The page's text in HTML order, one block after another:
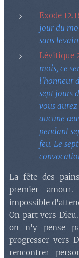
Exode
jour du
sans
Lévitique
mois, ce
l'honneur
sept jours
vous
aucune
pendant
feu. Le
La fête des
premier
impossible
On part vers
on n'y pense
progresser vers
rencontrer